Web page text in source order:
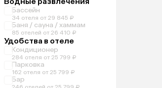
Бассейн
34 отеля от 29 845 ₽
Баня / сауна / хаммам
85 отелей от 26 410 ₽
Удобства в отеле
Кондиционер
284 отеля от 25 799 ₽
Парковка
162 отеля от 25 799 ₽
Бар